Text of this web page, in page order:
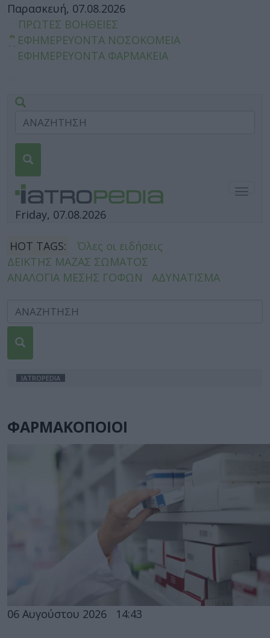
Παρασκευή, 07.08.2026
ΠΡΩΤΕΣ ΒΟΗΘΕΙΕΣ
ΕΦΗΜΕΡΕΥΟΝΤΑ ΝΟΣΟΚΟΜΕΙΑ
ΕΦΗΜΕΡΕΥΟΝΤΑ ΦΑΡΜΑΚΕΙΑ
Friday, 07.08.2026
HOT TAGS:
Όλες οι ειδήσεις
ΔΕΙΚΤΗΣ ΜΑΖΑΣ ΣΩΜΑΤΟΣ
ΑΝΑΛΟΓΙΑ ΜΕΣΗΣ ΓΟΦΩΝ
ΑΔΥΝΑΤΙΣΜΑ
IATROPEDIA
ΦΑΡΜΑΚΟΠΟΙΟΙ
06 Αυγούστου 2026 14:43